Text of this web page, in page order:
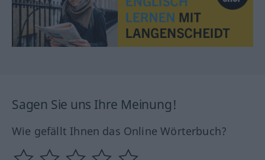
Sagen Sie uns Ihre Meinung!
Wie gefällt Ihnen das Online Wörterbuch?